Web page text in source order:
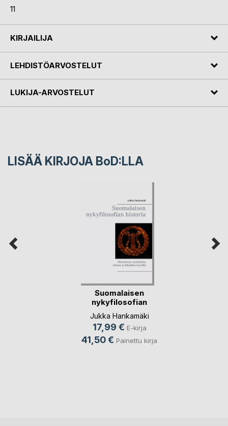
11
KIRJAILIJA
LEHDISTÖARVOSTELUT
LUKIJA-ARVOSTELUT
LISÄÄ KIRJOJA BoD:LLA
Suomalaisen
nykyfilosofian
historia
Jukka Hankamäki
17,99 € E-kirja
41,50 € Painettu kirja